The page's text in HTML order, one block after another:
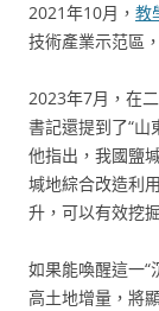
2021年10月， 教
技術產業示范區
2023年7月，在
書記還提到了“山
他指出，我國鹽
堿地綜合改造利
升，可以有效挖
如果能喚醒這一“
高土地增量，將